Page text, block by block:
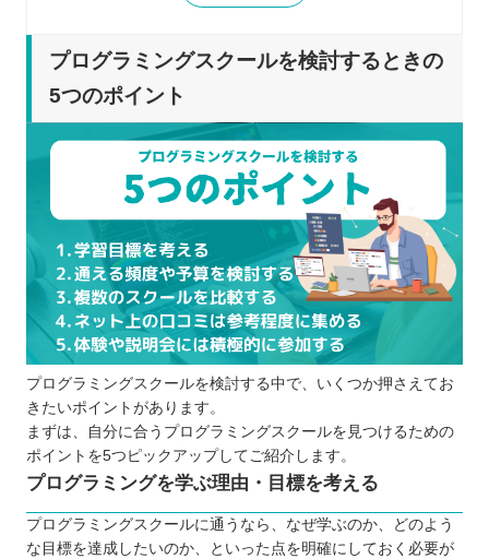
体験レッスンを行っていれば参加する
各スクール独自の受講形式
カリキュラム・コースの内容
受講に関するフォロー・サポート
料金
プログラミングスクールに通う5つのメリット
仕事にも役立つ専門的な知識が身に付く
講師と他の学生と交流する機会もある
キャリアサポートをしてくれる場合もある
独学よりも短期間で集中して学べる
モチベーションを維持しやすい
プログラミングスクールに通う3つのデメリット
費用の負担が大きい
仕事との両立が難しい場合もある
プログラミングスクールを検討するときの
5つのポイント
プログラミングスクールを検討する中で、いくつか押さえてお
きたいポイントがあります。
まずは、自分に合うプログラミングスクールを見つけるための
ポイントを5つピックアップしてご紹介します。
プログラミングを学ぶ理由・目標を考える
プログラミングスクールに通うなら、なぜ学ぶのか、どのよう
な目標を達成したいのか、といった点を明確にしておく必要が